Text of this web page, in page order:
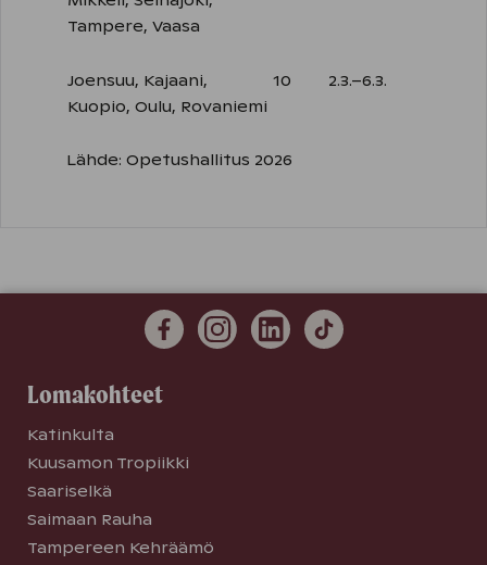
Tampere, Vaasa
Joensuu, Kajaani,
Kuopio, Oulu, Rovaniemi
10 2.3.–6.3.
Lähde: Opetushallitus 2026
Lomakohteet
Katinkulta
Kuusamon Tropiikki
Saariselkä
Saimaan Rauha
Tampereen Kehräämö